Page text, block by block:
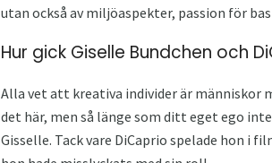
utan också av miljöaspekter, passion för
Hur gick Giselle Bundchen och
Alla vet att kreativa individer är
det här, men så länge som ditt eget ego
Gisselle. Tack vare DiCaprio spelade hon i